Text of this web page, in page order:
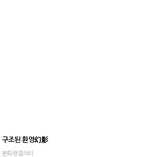
구조된 환영幻影
본화랑갤러리